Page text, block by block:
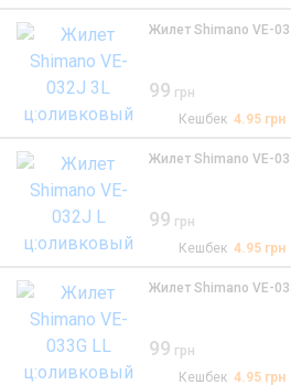
Жилет Shimano VE-
99 грн
Кешбек4.95 грн
Жилет Shimano VE-
99 грн
Кешбек4.95 грн
Жилет Shimano VE-
99 грн
Кешбек4.95 грн